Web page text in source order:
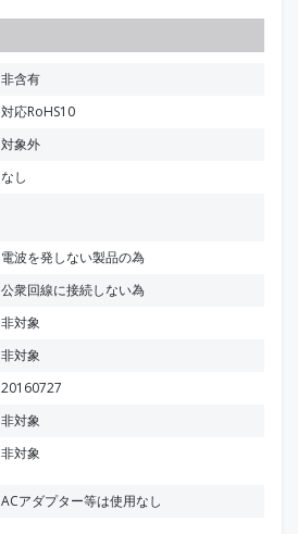
非含有
対応RoHS10
対象外
なし
電波を発しない製品の為
公衆回線に接続しない為
非対象
非対象
20160727
非対象
非対象
ACアダプター等は使用なし